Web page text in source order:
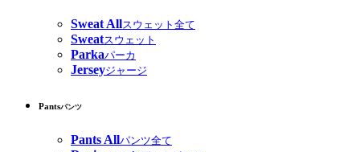
Sweat Allスウェット全て
Sweatスウェット
Parkaパーカ
Jerseyジャージ
Pantsパンツ
Pants Allパンツ全て